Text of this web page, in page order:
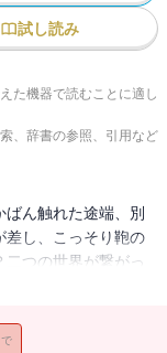
試し読み
た機器で読むことに適し
、辞書の参照、引用など
ん触れた途端、別
差し、こっそり鞄の
つの世界が繋がっ
ンと戦うことに